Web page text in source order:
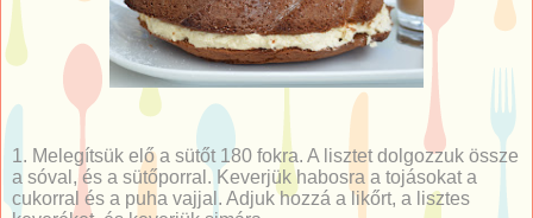
1. Melegítsük elő a sütőt 180 fokra. A lisztet dolgozzuk össze
a sóval, és a sütőporral. Keverjük habosra a tojásokat a
cukorral és a puha vajjal. Adjuk hozzá a likőrt, a lisztes